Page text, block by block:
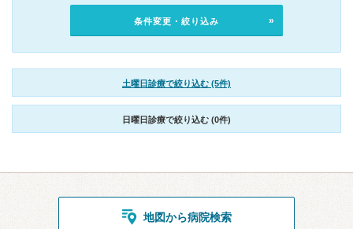
条件変更・絞り込み
土曜日診療で絞り込む (5件)
日曜日診療で絞り込む (0件)
地図から病院検索